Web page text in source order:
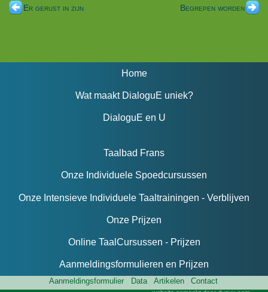
Er gerust in zijn
Begrepen worden
Home
Wat maakt DialoguE uniek?
DialoguE en U
Taalbad Frans
Onze Individuele Spoedcursussen
Onze Intensieve Individuele Taaltrainingen - Verblijven
Onze Prijzen
Online TaalCursussen - Prijzen
Aanmeldingsformulieren en Prijzen
Aanmeldingsformulier Data Artikelen Contact